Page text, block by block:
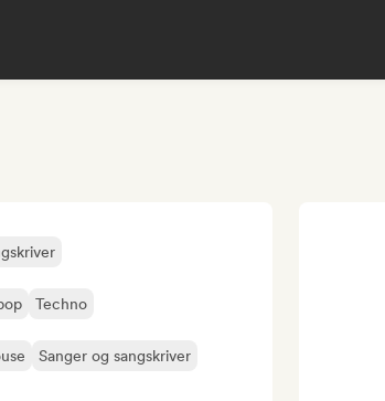
Techno
Sanger og sangskriver